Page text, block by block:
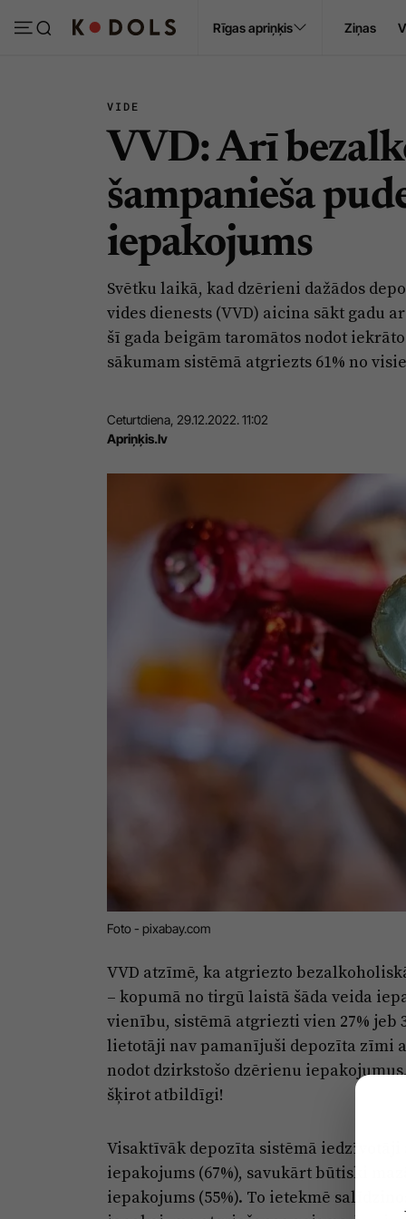
Rīgas apriņķis Ziņas
VIDE
VVD: Arī
šampanieša
iepakojums
Svētku laikā, kad dzērieni dažādos
vides dienests (VVD) aicina sākt
šī gada beigām taromātos nodot
sākumam sistēmā atgriezts 61% no
Ceturtdiena, 29.12.2022. 11:02
Apriņķis.lv
Foto - pixabay.com
VVD atzīmē, ka atgriezto
– kopumā no tirgū laistā šāda veida
vienību, sistēmā atgriezti vien 27% jeb
lietotāji nav pamanījuši depozīta zīmi
nodot dzirkstošo dzērienu
šķirot atbildīgi!
Visaktīvāk depozīta sistēmā
iepakojums (67%), savukārt būtiski
iepakojums (55%). To ietekmē